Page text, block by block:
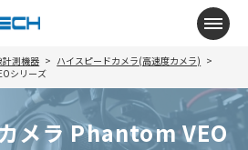
メニ
計測機器
ハイスピードカメラ(高速度カメラ)
シリーズ
メラ Phantom VEO